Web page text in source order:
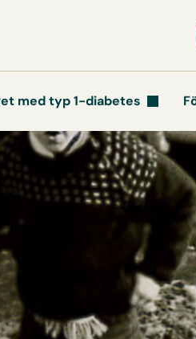
med typ 1-diabetes